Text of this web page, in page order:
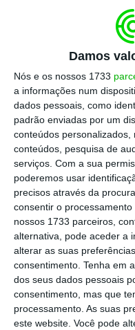
Damos
Nós e os nossos 1733
a informações num
dados pessoais, como
padrão enviadas por um
conteúdos
conteúdos, pesquisa de
serviços. Com a sua
poderemos usar
precisos através da
consentir o
nossos 1733 parceiros,
alternativa, pode aceder a
alterar as suas
consentimento. Tenha em
dos seus dados pessoais
consentimento, mas que
processamento. As suas
este website. Você pode
de retenção na
incidem
pagos pela
Geral de
as pensões dia 19
Ao longo deste
distintas: umas
julho, outras para
setembro, outras
novembro e
Em agosto e
especialmente
facto de a cobrança
meses do ano ter
versão dos